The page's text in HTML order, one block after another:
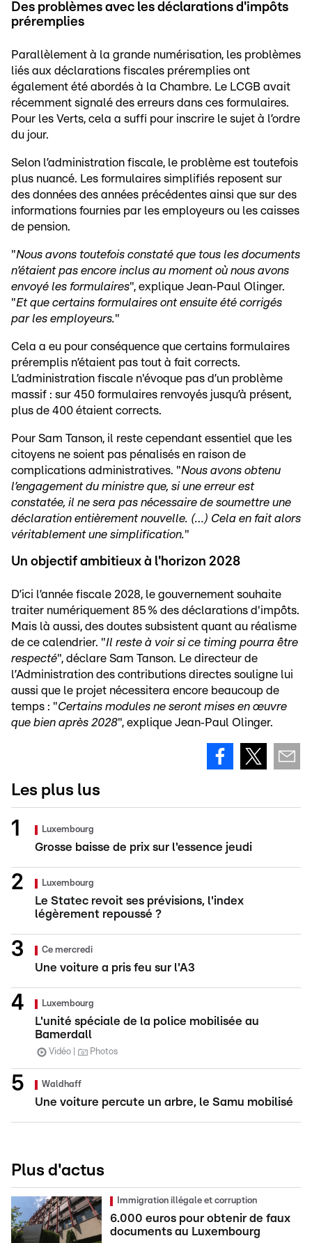
Des problèmes avec les déclarations d'impôts
préremplies
Parallèlement à la grande numérisation, les problèmes
liés aux déclarations fiscales préremplies ont
également été abordés à la Chambre. Le LCGB avait
récemment signalé des erreurs dans ces formulaires.
Pour les Verts, cela a suffi pour inscrire le sujet à l’ordre
du jour.
Selon l’administration fiscale, le problème est toutefois
plus nuancé. Les formulaires simplifiés reposent sur
des données des années précédentes ainsi que sur des
informations fournies par les employeurs ou les caisses
de pension.
"Nous avons toutefois constaté que tous les documents
n’étaient pas encore inclus au moment où nous avons
envoyé les formulaires", explique Jean‑Paul Olinger.
"Et que certains formulaires ont ensuite été corrigés
par les employeurs."
Cela a eu pour conséquence que certains formulaires
préremplis n’étaient pas tout à fait corrects.
L’administration fiscale n'évoque pas d’un problème
massif : sur 450 formulaires renvoyés jusqu’à présent,
plus de 400 étaient corrects.
Pour Sam Tanson, il reste cependant essentiel que les
citoyens ne soient pas pénalisés en raison de
complications administratives. "Nous avons obtenu
l’engagement du ministre que, si une erreur est
constatée, il ne sera pas nécessaire de soumettre une
déclaration entièrement nouvelle. (…) Cela en fait alors
véritablement une simplification."
Un objectif ambitieux à l'horizon 2028
D’ici l’année fiscale 2028, le gouvernement souhaite
traiter numériquement 85 % des déclarations d'impôts.
Mais là aussi, des doutes subsistent quant au réalisme
de ce calendrier. "Il reste à voir si ce timing pourra être
respecté", déclare Sam Tanson. Le directeur de
l’Administration des contributions directes souligne lui
aussi que le projet nécessitera encore beaucoup de
temps : "Certains modules ne seront mises en œuvre
que bien après 2028", explique Jean‑Paul Olinger.
Les plus lus
Luxembourg
Grosse baisse de prix sur l'essence jeudi
Luxembourg
Le Statec revoit ses prévisions, l'index
légèrement repoussé ?
Ce mercredi
Une voiture a pris feu sur l'A3
Luxembourg
L'unité spéciale de la police mobilisée au
Bamerdall
Vidéo Photos
Waldhaff
Une voiture percute un arbre, le Samu mobilisé
Plus d'actus
Immigration illégale et corruption
6.000 euros pour obtenir de faux
documents au Luxembourg